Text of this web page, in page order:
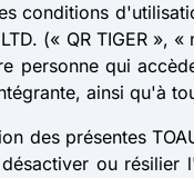
conditions
LTD. (« QR TIGER
personne qui
ainsi qu'à
des présentes
ou résilier